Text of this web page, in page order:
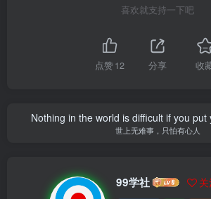
喜欢就支持一下吧
点赞12 分享 收
Nothing in the world is difficult if you
世上无难事，只怕有心人
99学社